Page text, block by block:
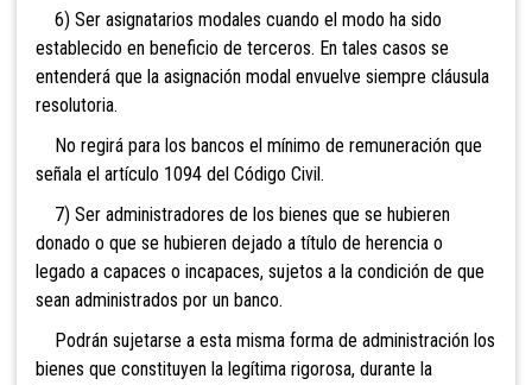
6) Ser asignatarios modales cuando el modo ha sido
establecido en beneficio de terceros. En tales casos se
entenderá que la asignación modal envuelve siempre cláusula
resolutoria.
No regirá para los bancos el mínimo de remuneración que
señala el artículo 1094 del Código Civil.
7) Ser administradores de los bienes que se hubieren
donado o que se hubieren dejado a título de herencia o
legado a capaces o incapaces, sujetos a la condición de que
sean administrados por un banco.
Podrán sujetarse a esta misma forma de administración los
bienes que constituyen la legítima rigorosa, durante la